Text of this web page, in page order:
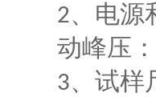
2、电源
动峰压：
3、试样